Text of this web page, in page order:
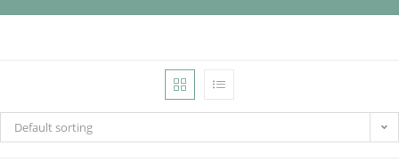
Default sorting